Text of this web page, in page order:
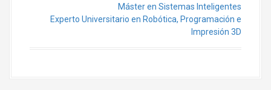
Máster en Sistemas Inteligentes
Experto Universitario en Robótica, Programación e
Impresión 3D